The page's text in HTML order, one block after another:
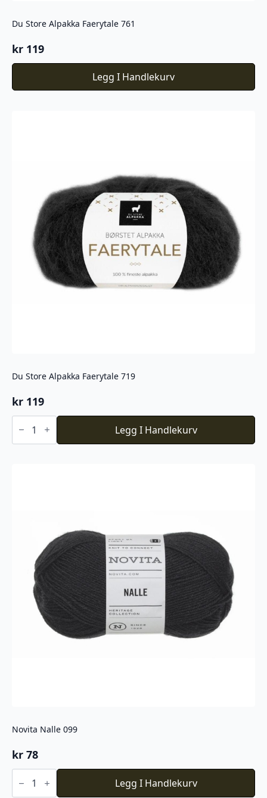
Du Store Alpakka Faerytale 761
kr 119
Legg I Handlekurv
Du Store Alpakka Faerytale 719
kr 119
Du
Store
Faerytale
Legg I Handlekurv
Novita Nalle 099
kr 78
Novita
Nalle Legg I Handlekurv